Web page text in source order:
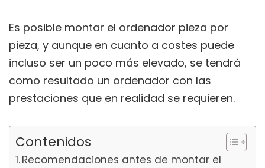
Es posible montar el ordenador pieza por
pieza, y aunque en cuanto a costes puede
incluso ser un poco más elevado, se tendrá
como resultado un ordenador con las
prestaciones que en realidad se requieren.
Contenidos
Recomendaciones antes de montar el